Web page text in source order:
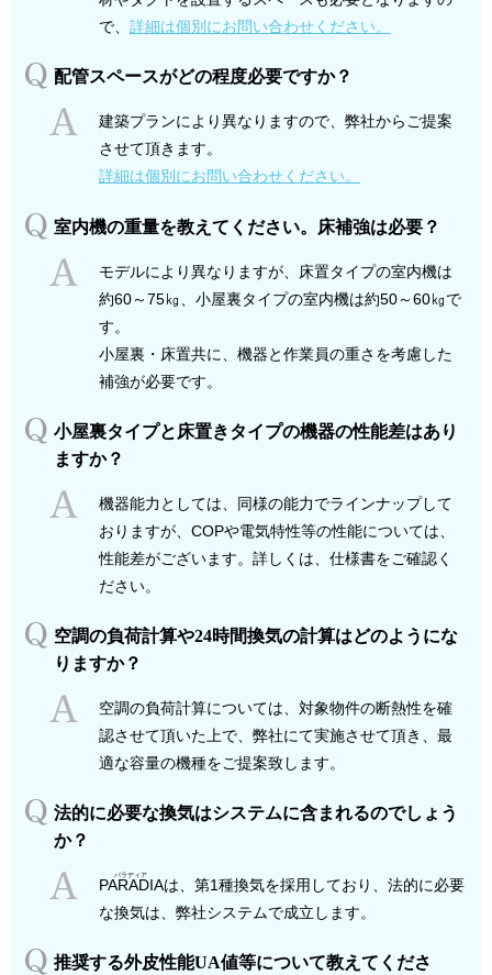
で、 詳細は個別にお問い合わせください。
配管スペースがどの程度必要ですか？
建築プランにより異なりますので、弊社からご提案
させて頂きます。
詳細は個別にお問い合わせください。
室内機の重量を教えてください。床補強は必要？
モデルにより異なりますが、床置タイプの室内機は
約60～75㎏、小屋裏タイプの室内機は約50～60㎏で
す。
小屋裏・床置共に、機器と作業員の重さを考慮した
補強が必要です。
小屋裏タイプと床置きタイプの機器の性能差はあり
ますか？
機器能力としては、同様の能力でラインナップして
おりますが、COPや電気特性等の性能については、
性能差がございます。詳しくは、仕様書をご確認く
ださい。
空調の負荷計算や24時間換気の計算はどのようにな
りますか？
空調の負荷計算については、対象物件の断熱性を確
認させて頂いた上で、弊社にて実施させて頂き、最
適な容量の機種をご提案致します。
法的に必要な換気はシステムに含まれるのでしょう
か？
PARADIAは、第1種換気を採用しており、法的に必要
な換気は、弊社システムで成立します。
推奨する外皮性能UA値等について教えてくださ